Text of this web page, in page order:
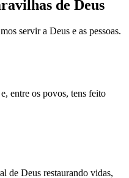
de Deus
servir a Deus e as pessoas.
entre os povos, tens feito
de Deus restaurando vidas,